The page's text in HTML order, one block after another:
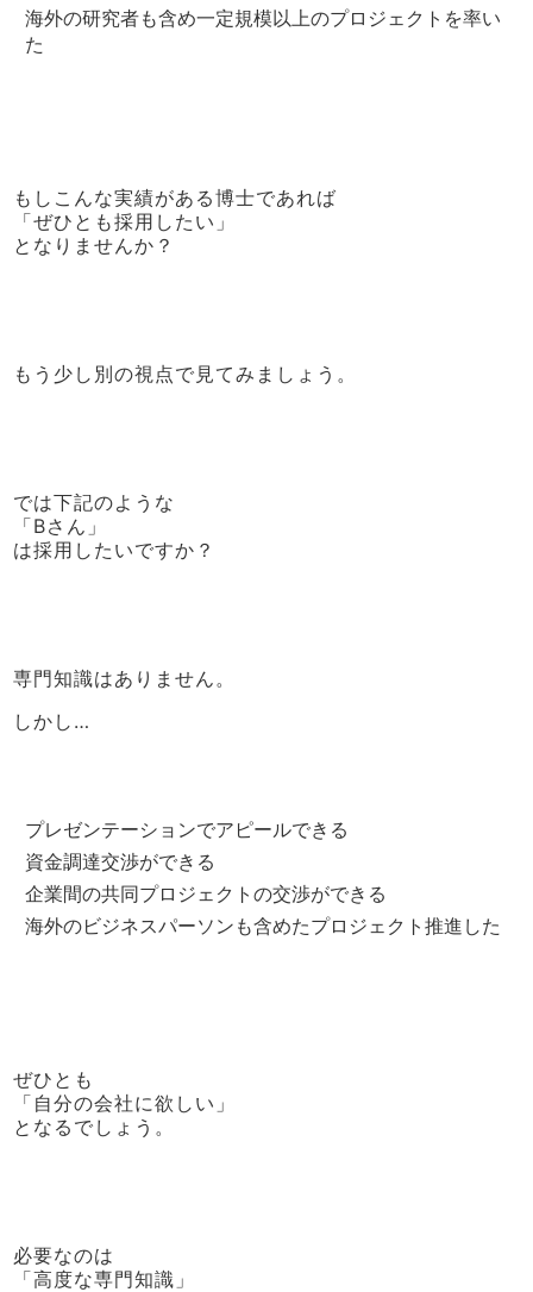
海外の研究者も含め一定規模以上のプロジェクトを率い
た
もしこんな実績がある博士であれば
「ぜひとも採用したい」
となりませんか？
もう少し別の視点で見てみましょう。
では下記のような
「Bさん」
は採用したいですか？
専門知識はありません。
しかし…
プレゼンテーションでアピールできる
資金調達交渉ができる
企業間の共同プロジェクトの交渉ができる
海外のビジネスパーソンも含めたプロジェクト推進した
ぜひとも
「自分の会社に欲しい」
となるでしょう。
必要なのは
「高度な専門知識」